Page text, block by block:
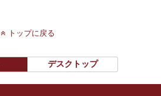
トップに戻る
デスクトップ